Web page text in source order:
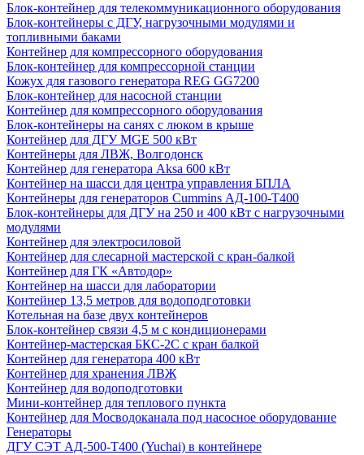
Блок-контейнер для телекоммуникационного оборудования
Блок-контейнеры с ДГУ, нагрузочными модулями и
топливными баками
Контейнер для компрессорного оборудования
Блок-контейнер для компрессорной станции
Кожух для газового генератора REG GG7200
Блок-контейнер для насосной станции
Контейнер для компрессорного оборудования
Блок-контейнеры на санях с люком в крыше
Контейнер для ДГУ MGE 500 кВт
Контейнеры для ЛВЖ, Волгодонск
Контейнер для генератора Aksa 600 кВт
Контейнер на шасси для центра управления БПЛА
Контейнеры для генераторов Cummins АД-100-Т400
Блок-контейнеры для ДГУ на 250 и 400 кВт с нагрузочными
модулями
Контейнер для электросиловой
Контейнер для слесарной мастерской с кран-балкой
Контейнер для ГК «Автодор»
Контейнер на шасси для лаборатории
Контейнер 13,5 метров для водоподготовки
Котельная на базе двух контейнеров
Блок-контейнер связи 4,5 м с кондиционерами
Контейнер-мастерская БКС-2С с кран балкой
Контейнер для генератора 400 кВт
Контейнер для хранения ЛВЖ
Контейнер для водоподготовки
Мини-контейнер для теплового пункта
Контейнер для Мосводоканала под насосное оборудование
Генераторы
ДГУ СЭТ АД-500-Т400 (Yuchai) в контейнере